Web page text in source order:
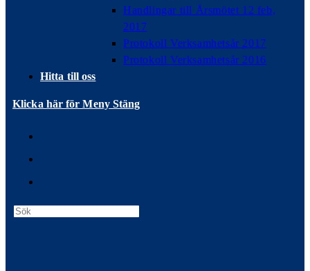
Handlingar till Årsmötet 12 feb,
2017
Protokoll Verksamhetsår 2017
Protokoll Verksamhetsår 2016
Hitta till oss
Klicka här för Meny Stäng